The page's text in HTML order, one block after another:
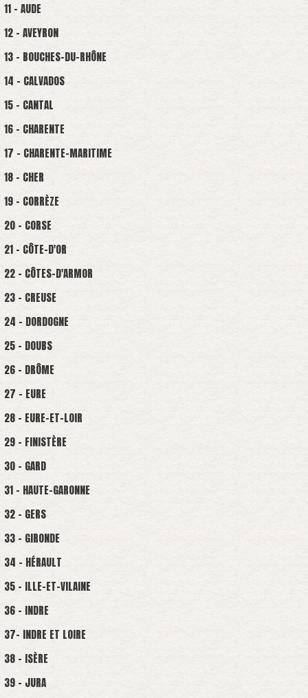
11 - AUDE
12 - AVEYRON
13 - BOUCHES-DU-RHÔNE
14 - CALVADOS
15 - CANTAL
16 - CHARENTE
17 - CHARENTE-MARITIME
18 - CHER
19 - CORRÈZE
20 - CORSE
21 - CÔTE-D'OR
22 - CÔTES-D'ARMOR
23 - CREUSE
24 - DORDOGNE
25 - DOUBS
26 - DRÔME
27 - EURE
28 - EURE-ET-LOIR
29 - FINISTÈRE
30 - GARD
31 - HAUTE-GARONNE
32 - GERS
33 - GIRONDE
34 - HÉRAULT
35 - ILLE-ET-VILAINE
36 - INDRE
37- INDRE ET LOIRE
38 - ISÈRE
39 - JURA